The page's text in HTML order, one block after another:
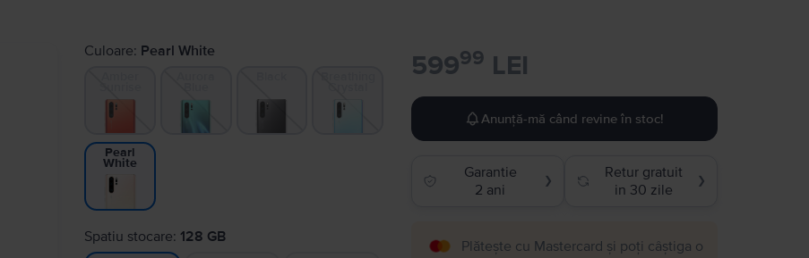
Culoare: Pearl White
Pearl
White
Spatiu stocare: 128 GB
59999 LEI
Anunță-mă când revine în stoc!
Garantie
2 ani
❯
Retur gratuit
in 30 zile
❯
Plătește cu Mastercard și poți câștiga o